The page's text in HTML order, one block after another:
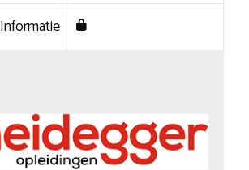
Informatie